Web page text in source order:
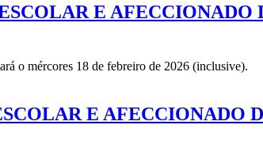
E AFECCIONADO
o mércores 18 de febreiro de 2026 (inclusive).
E AFECCIONADO